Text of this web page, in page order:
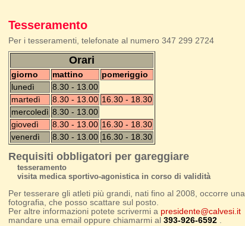
Tesseramento
Per i tesseramenti, telefonate al numero 347 299 2724
Orari
giorno mattino
pomeriggio
lunedì
8.30 - 13.00
martedì
8.30 - 13.00 16.30 - 18.30
mercoledì 8.30 - 13.00
giovedì
8.30 - 13.00 16.30 - 18.30
venerdì
8.30 - 13.00 16.30 - 18.30
Requisiti obbligatori per gareggiare
tesseramento
visita medica sportivo-agonistica in corso di validità
Per tesserare gli atleti più grandi, nati fino al 2008, occorre una
fotografia, che posso scattare sul posto.
Per altre informazioni potete scrivermi a presidente@calvesi.it
mandare una email oppure chiamarmi al393-926-6592